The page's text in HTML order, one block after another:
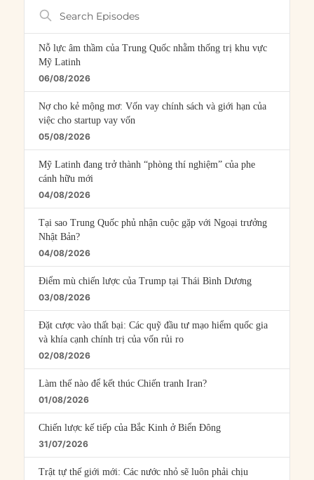
Search
Episodes
Nỗ lực âm thầm của Trung Quốc nhằm thống trị khu vực
Mỹ Latinh
06/08/2026
Nợ cho kẻ mộng mơ: Vốn vay chính sách và giới hạn của
việc cho startup vay vốn
05/08/2026
Mỹ Latinh đang trở thành “phòng thí nghiệm” của phe
cánh hữu mới
04/08/2026
Tại sao Trung Quốc phủ nhận cuộc gặp với Ngoại trưởng
Nhật Bản?
04/08/2026
Điểm mù chiến lược của Trump tại Thái Bình Dương
03/08/2026
Đặt cược vào thất bại: Các quỹ đầu tư mạo hiểm quốc gia
và khía cạnh chính trị của vốn rủi ro
02/08/2026
Làm thế nào để kết thúc Chiến tranh Iran?
01/08/2026
Chiến lược kế tiếp của Bắc Kinh ở Biển Đông
31/07/2026
Trật tự thế giới mới: Các nước nhỏ sẽ luôn phải chịu